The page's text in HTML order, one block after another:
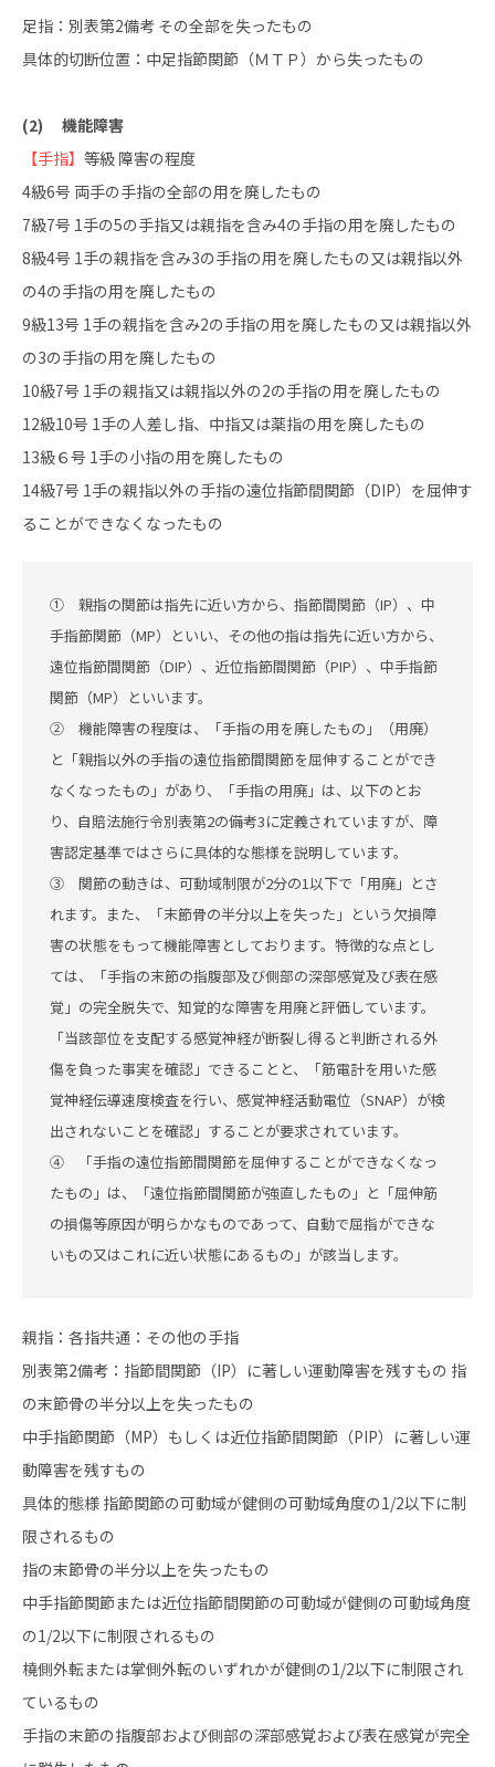
足指：別表第2備考 その全部を失ったもの
具体的切断位置：中足指節関節（ＭＴＰ）から失ったもの
(2) 機能障害
【手指】 等級 障害の程度
4級6号 両手の手指の全部の用を廃したもの
7級7号 1手の5の手指又は親指を含み4の手指の用を廃したもの
8級4号 1手の親指を含み3の手指の用を廃したもの又は親指以外
の4の手指の用を廃したもの
9級13号 1手の親指を含み2の手指の用を廃したもの又は親指以外
の3の手指の用を廃したもの
10級7号 1手の親指又は親指以外の2の手指の用を廃したもの
12級10号 1手の人差し指、中指又は薬指の用を廃したもの
13級６号 1手の小指の用を廃したもの
14級7号 1手の親指以外の手指の遠位指節間関節（DIP）を屈伸す
ることができなくなったもの
① 親指の関節は指先に近い方から、指節間関節（IP）、中
手指節関節（MP）といい、その他の指は指先に近い方から、
遠位指節間関節（DIP）、近位指節間関節（PIP）、中手指節
関節（MP）といいます。
② 機能障害の程度は、「手指の用を廃したもの」（用廃）
と「親指以外の手指の遠位指節間関節を屈伸することができ
なくなったもの」があり、「手指の用廃」は、以下のとお
り、自賠法施行令別表第2の備考3に定義されていますが、障
害認定基準ではさらに具体的な態様を説明しています。
③ 関節の動きは、可動域制限が2分の1以下で「用廃」とさ
れます。また、「末節骨の半分以上を失った」という欠損障
害の状態をもって機能障害としております。特徴的な点とし
ては、「手指の末節の指腹部及び側部の深部感覚及び表在感
覚」の完全脱失で、知覚的な障害を用廃と評価しています。
「当該部位を支配する感覚神経が断裂し得ると判断される外
傷を負った事実を確認」できることと、「筋電計を用いた感
覚神経伝導速度検査を行い、感覚神経活動電位（SNAP）が検
出されないことを確認」することが要求されています。
④ 「手指の遠位指節間関節を屈伸することができなくなっ
たもの」は、「遠位指節間関節が強直したもの」と「屈伸筋
の損傷等原因が明らかなものであって、自動で屈指ができな
いもの又はこれに近い状態にあるもの」が該当します。
親指：各指共通：その他の手指
別表第2備考：指節間関節（IP）に著しい運動障害を残すもの 指
の末節骨の半分以上を失ったもの
中手指節関節（MP）もしくは近位指節間関節（PIP）に著しい運
動障害を残すもの
具体的態様 指節関節の可動域が健側の可動域角度の1/2以下に制
限されるもの
指の末節骨の半分以上を失ったもの
中手指節関節または近位指節間関節の可動域が健側の可動域角度
の1/2以下に制限されるもの
橈側外転または掌側外転のいずれかが健側の1/2以下に制限され
ているもの
手指の末節の指腹部および側部の深部感覚および表在感覚が完全